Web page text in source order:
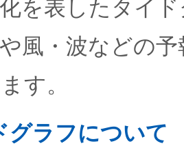
を表したタイ
風・波などの
す。
グラフについて